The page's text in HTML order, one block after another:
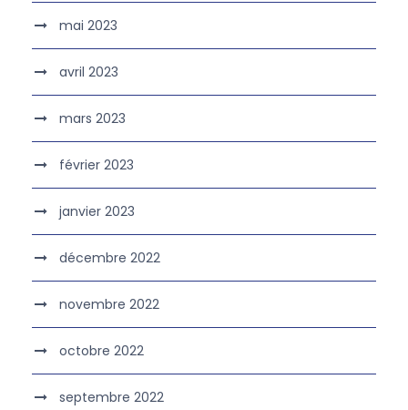
mai 2023
avril 2023
mars 2023
février 2023
janvier 2023
décembre 2022
novembre 2022
octobre 2022
septembre 2022